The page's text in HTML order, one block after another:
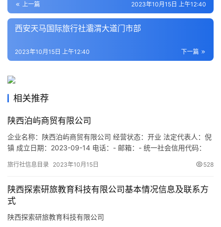
导
游
家
本
生
旅
游
城
上一篇 2023年10月15日 上午12:40
西安天马国际旅行社灞渭大道门市部
下一篇
2023年10月15日 上午12:40
相关推荐
陕西泊屿商贸有限公司
企业名称：陕西泊屿商贸有限公司 经营状态：开业 法定代表人：倪
镇 成立日期：2023-09-14 电话：- 邮箱：- 统一社会信用代码：
亚一路融创世园大观1号楼2602室 网址：- 经营范围：一般项目：
询服务；会议及展览服务；建筑…
旅行社信息目录 2023年10月15日 528
陕西探索研旅教育科技有限公司基本情况信息及联系方
式
陕西探索研旅教育科技有限公司